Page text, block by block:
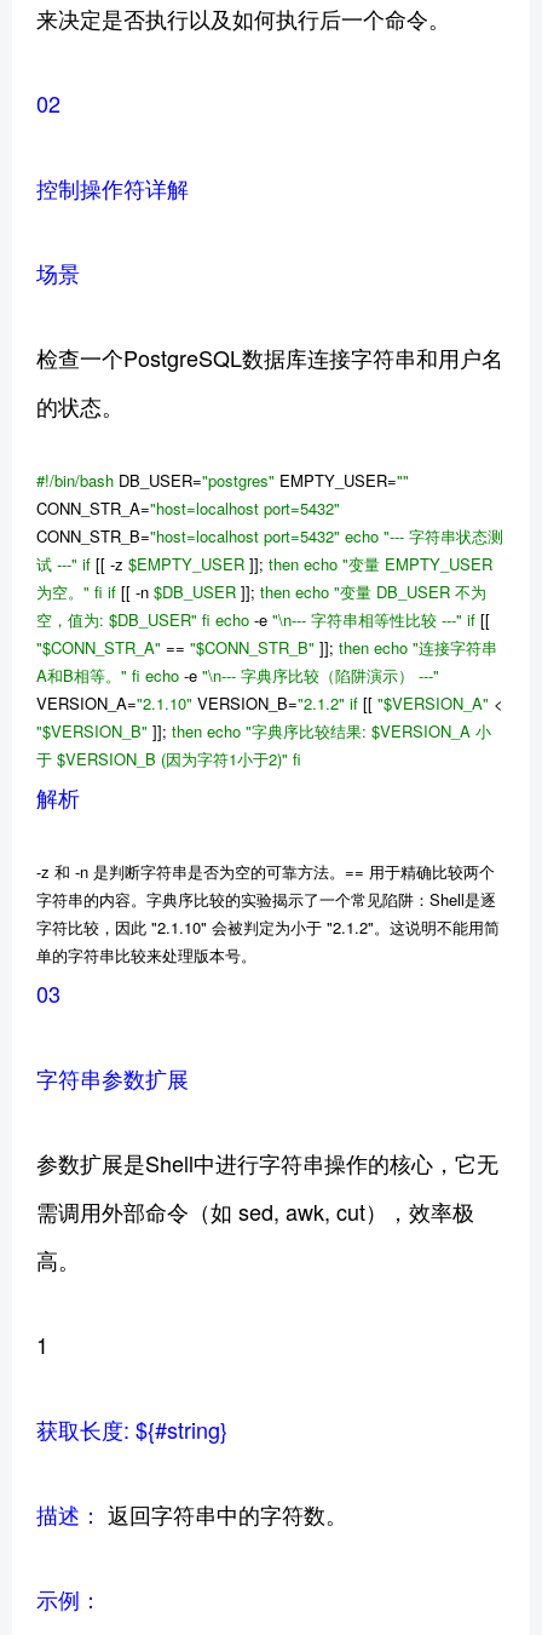
来决定是否执行以及如何执行后一个命令。
02
控制操作符详解
场景
检查一个PostgreSQL数据库连接字符串和用户名
的状态。
#!/bin/bash DB_USER="postgres" EMPTY_USER=""
CONN_STR_A="host=localhost port=5432"
CONN_STR_B="host=localhost port=5432" echo "--- 字符串状态测
试 ---" if [[ -z $EMPTY_USER ]]; then echo "变量 EMPTY_USER
为空。" fi if [[ -n $DB_USER ]]; then echo "变量 DB_USER 不为
空，值为: $DB_USER" fi echo -e "\n--- 字符串相等性比较 ---" if [[
"$CONN_STR_A" == "$CONN_STR_B" ]]; then echo "连接字符串
A和B相等。" fi echo -e "\n--- 字典序比较（陷阱演示） ---"
VERSION_A="2.1.10" VERSION_B="2.1.2" if [[ "$VERSION_A" <
"$VERSION_B" ]]; then echo "字典序比较结果: $VERSION_A 小
于 $VERSION_B (因为字符1小于2)" fi
解析
-z 和 -n 是判断字符串是否为空的可靠方法。== 用于精确比较两个
字符串的内容。字典序比较的实验揭示了一个常见陷阱：Shell是逐
字符比较，因此 "2.1.10" 会被判定为小于 "2.1.2"。这说明不能用简
单的字符串比较来处理版本号。
03
字符串参数扩展
参数扩展是Shell中进行字符串操作的核心，它无
需调用外部命令（如 sed, awk, cut），效率极
高。
1
获取长度: ${#string}
描述： 返回字符串中的字符数。
示例：